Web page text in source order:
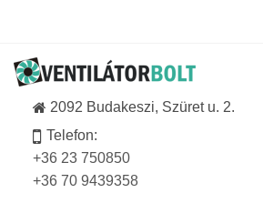
2092 Budakeszi, Szüret u. 2.
Telefon:
+36 23 750850
+36 70 9439358